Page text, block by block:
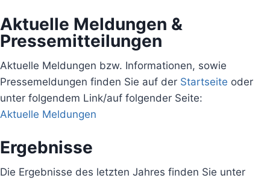
Aktuelle Meldungen &
Pressemitteilungen
Aktuelle Meldungen bzw. Informationen, sowie
Pressemeldungen finden Sie auf der Startseite oder
unter folgendem Link/auf folgender Seite:
Aktuelle Meldungen
Ergebnisse
Die Ergebnisse des letzten Jahres finden Sie unter